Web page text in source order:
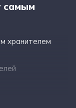
самым
хранителем